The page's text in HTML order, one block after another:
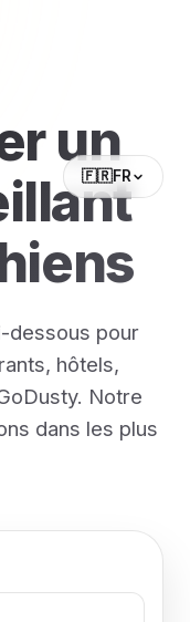
🇫🇷FR
un
dessous pour
hôtels,
Notre
dans les plus